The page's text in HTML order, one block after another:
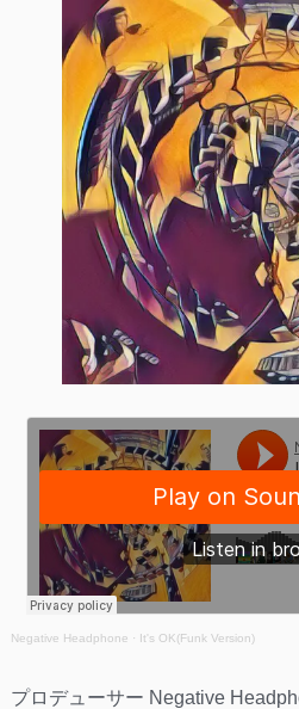
Negative Headphone · It's OK(Funk Version)
プロデューサー Negative